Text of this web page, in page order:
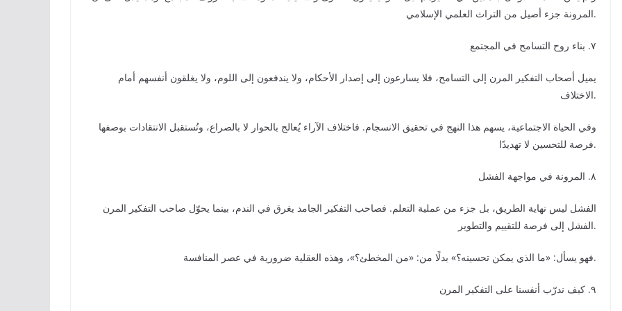
المرونة جزء أصيل من التراث العلمي الإسلامي.
٧. بناء روح التسامح في المجتمع
يميل أصحاب التفكير المرن إلى التسامح، فلا يسارعون إلى إصدار الأحكام، ولا يندفعون إلى اللوم، ولا يغلقون أنفسهم أمام
الاختلاف.
وفي الحياة الاجتماعية، يسهم هذا النهج في تحقيق الانسجام. فاختلاف الآراء يُعالج بالحوار لا بالصراع، وتُستقبل الانتقادات بوصفها
فرصة للتحسين لا تهديدًا.
٨. المرونة في مواجهة الفشل
الفشل ليس نهاية الطريق، بل جزء من عملية التعلم. فصاحب التفكير الجامد يغرق في الندم، بينما يحوّل صاحب التفكير المرن
الفشل إلى فرصة للتقييم والتطوير.
فهو يسأل: «ما الذي يمكن تحسينه؟» بدلًا من: «من المخطئ؟»، وهذه العقلية ضرورية في عصر المنافسة.
٩. كيف ندرّب أنفسنا على التفكير المرن